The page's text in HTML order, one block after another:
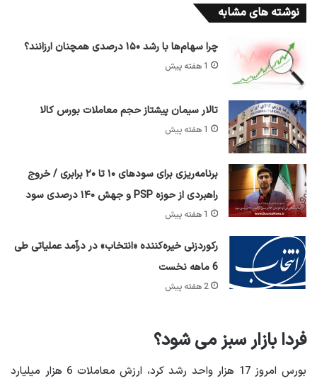
نوشته های مشابه
چرا سهام‌ها با رشد ۱۵۰ درصدی همچنان ارزانند؟
1 هفته پیش
تالار سیمان پیشتاز حجم معاملات بورس کالا
1 هفته پیش
برنامه‌ریزی برای سود‌های ۱۰ تا ۲۰ برابری / خروج
راهبردی از حوزه PSP و جهش ۱۴۰ درصدی سود
1 هفته پیش
رکوردزنی خیره‌کننده «انتخاب» در درآمد عملیاتی طی
6 ماهه نخست
2 هفته پیش
فردا بازار سبز می شود؟
بورس امروز 17 هزار واحد رشد کرد، ارزش معاملات 6 هزار میلیارد